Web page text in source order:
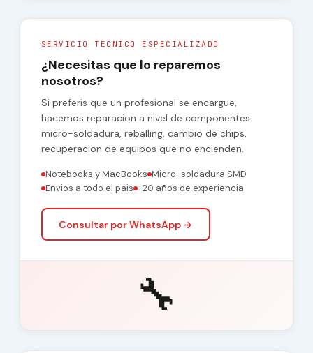
SERVICIO TECNICO ESPECIALIZADO
¿Necesitas que lo reparemos
nosotros?
Si preferis que un profesional se encargue,
hacemos reparacion a nivel de componentes:
micro-soldadura, reballing, cambio de chips,
recuperacion de equipos que no encienden.
Notebooks y MacBooks Micro-soldadura SMD
Envios a todo el pais +20 años de experiencia
Consultar por WhatsApp →
🔧